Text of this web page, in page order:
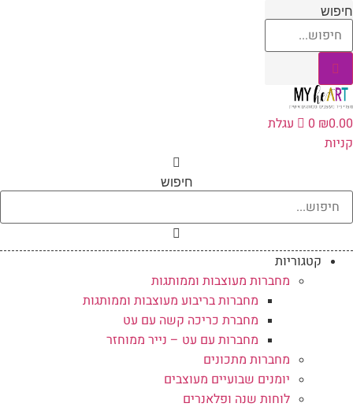
₪
0
עגלת
חיפוש
קטגוריות
מחברות מעוצבות וממותגות
מחברות בריבוע מעוצבות וממותגות
מחברת כריכה קשה עם עט
מחברות עם עט – נייר ממוחזר
מחברות מתכונים
יומנים שבועיים מעוצבים
לוחות שנה ופלאנרים